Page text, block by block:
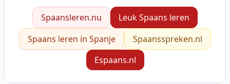
Spaansleren.nu
Leuk Spaans leren
Spaans leren in Spanje
Spaansspreken.nl
Espaans.nl